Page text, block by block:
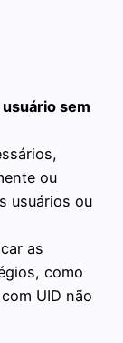
sem
ou
usuários ou
as
como
UID não